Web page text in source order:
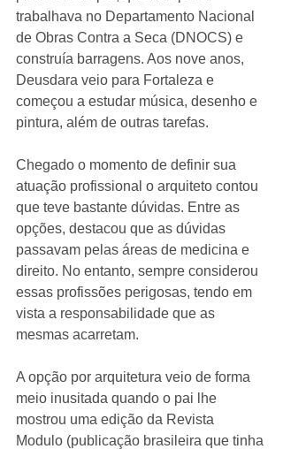
trabalhava no Departamento Nacional
de Obras Contra a Seca (DNOCS) e
construía barragens. Aos nove anos,
Deusdara veio para Fortaleza e
começou a estudar música, desenho e
pintura, além de outras tarefas.
Chegado o momento de definir sua
atuação profissional o arquiteto contou
que teve bastante dúvidas. Entre as
opções, destacou que as dúvidas
passavam pelas áreas de medicina e
direito. No entanto, sempre considerou
essas profissões perigosas, tendo em
vista a responsabilidade que as
mesmas acarretam.
A opção por arquitetura veio de forma
meio inusitada quando o pai lhe
mostrou uma edição da Revista
Modulo (publicação brasileira que tinha